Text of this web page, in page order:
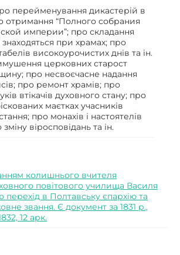
перейменування дикастерій в
отримання “Полного собрания
империи”; про складання
при храмах; про
високоурочистих днів та ін.
церковних старост
про несвоєчасне надання
про ремонт храмів; про
втікачів духовного стану; про
маєтках учасників
про монахів і настоятелів
віросповідань та ін.
колишнього вчителя
повітового училища Василя
перехід в Полтавську єпархію та
звання. Є документ за 1831 р.,
12 арк.